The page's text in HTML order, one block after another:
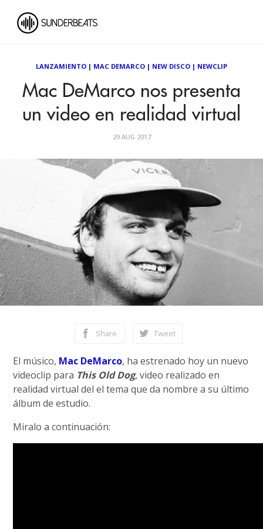
LANZAMIENTO | MAC DEMARCO | NEW DISCO | NEWCLIP
Mac DeMarco nos presenta
un video en realidad virtual
29 AUG 2017
Share Tweet
El músico, Mac DeMarco, ha estrenado hoy un nuevo
videoclip para This Old Dog, video realizado en
realidad virtual del el tema que da nombre a su último
álbum de estudio.
Miralo a continuación: